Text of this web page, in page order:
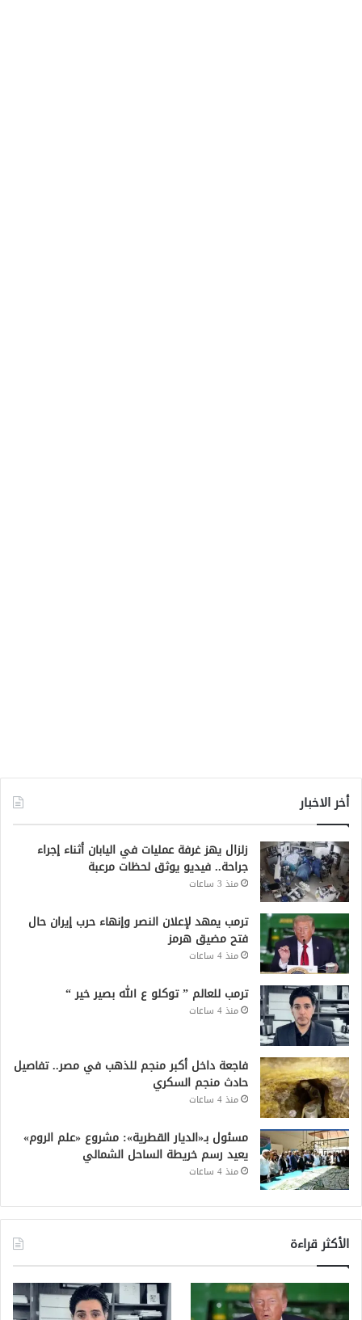
أخر الاخبار
زلزال يهز غرفة عمليات في اليابان أثناء إجراء
جراحة.. فيديو يوثق لحظات مرعبة
منذ 3 ساعات
ترمب يمهد لإعلان النصر وإنهاء حرب إيران حال
فتح مضيق هرمز
منذ 4 ساعات
ترمب للعالم ” توكلو ع الله بصير خير “
منذ 4 ساعات
فاجعة داخل أكبر منجم للذهب في مصر.. تفاصيل
حادث منجم السكري
منذ 4 ساعات
مسئول بـ«الديار القطرية»: مشروع «علم الروم»
يعيد رسم خريطة الساحل الشمالي
منذ 4 ساعات
الأكثر قراءة